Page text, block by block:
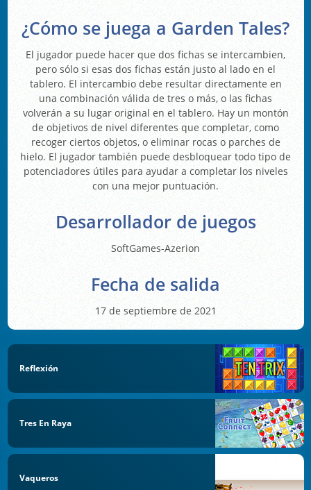
¿Cómo se juega a Garden Tales?
El jugador puede hacer que dos fichas se intercambien,
pero sólo si esas dos fichas están justo al lado en el
tablero. El intercambio debe resultar directamente en
una combinación válida de tres o más, o las fichas
volverán a su lugar original en el tablero. Hay un montón
de objetivos de nivel diferentes que completar, como
recoger ciertos objetos, o eliminar rocas o parches de
hielo. El jugador también puede desbloquear todo tipo de
potenciadores útiles para ayudar a completar los niveles
con una mejor puntuación.
Desarrollador de juegos
SoftGames-Azerion
Fecha de salida
17 de septiembre de 2021
Reflexión
Tres En Raya
Vaqueros